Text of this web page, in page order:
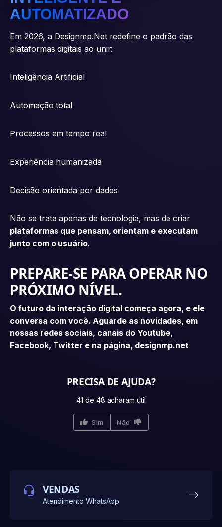
AUTOMATIZADO
Em 2026, a Designmp.Net redefine o padrão das
plataformas digitais ao unir:
Inteligência Artificial
Automação total
Processos em tempo real
Experiência humanizada
Decisão orientada por dados
Não se trata apenas de tecnologia, mas de criar
plataformas que pensam, orientam e executam
junto com o usuário.
PREPARE-SE PARA OPERAR NO
PRÓXIMO NÍVEL.
O futuro da interação digital começa agora, e ele
conversa com você. Aguarde as novidades, em
nossas redes sociais, canais do Youtube,
Facebook, Twitter e na página, designmp.net
PRECISA DE AJUDA?
41 de 48 acharam útil
Sim Não
VENDAS
Atendimento WhatsApp